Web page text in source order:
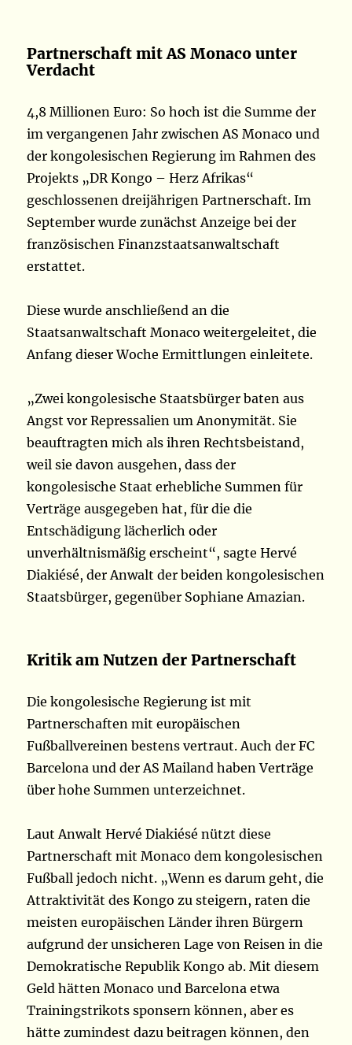
Partnerschaft mit AS Monaco unter
Verdacht
4,8 Millionen Euro: So hoch ist die Summe der
im vergangenen Jahr zwischen AS Monaco und
der kongolesischen Regierung im Rahmen des
Projekts „DR Kongo – Herz Afrikas“
geschlossenen dreijährigen Partnerschaft. Im
September wurde zunächst Anzeige bei der
französischen Finanzstaatsanwaltschaft
erstattet.
Diese wurde anschließend an die
Staatsanwaltschaft Monaco weitergeleitet, die
Anfang dieser Woche Ermittlungen einleitete.
„Zwei kongolesische Staatsbürger baten aus
Angst vor Repressalien um Anonymität. Sie
beauftragten mich als ihren Rechtsbeistand,
weil sie davon ausgehen, dass der
kongolesische Staat erhebliche Summen für
Verträge ausgegeben hat, für die die
Entschädigung lächerlich oder
unverhältnismäßig erscheint“, sagte Hervé
Diakiésé, der Anwalt der beiden kongolesischen
Staatsbürger, gegenüber Sophiane Amazian.
Kritik am Nutzen der Partnerschaft
Die kongolesische Regierung ist mit
Partnerschaften mit europäischen
Fußballvereinen bestens vertraut. Auch der FC
Barcelona und der AS Mailand haben Verträge
über hohe Summen unterzeichnet.
Laut Anwalt Hervé Diakiésé nützt diese
Partnerschaft mit Monaco dem kongolesischen
Fußball jedoch nicht. „Wenn es darum geht, die
Attraktivität des Kongo zu steigern, raten die
meisten europäischen Länder ihren Bürgern
aufgrund der unsicheren Lage von Reisen in die
Demokratische Republik Kongo ab. Mit diesem
Geld hätten Monaco und Barcelona etwa
Trainingstrikots sponsern können, aber es
hätte zumindest dazu beitragen können, den